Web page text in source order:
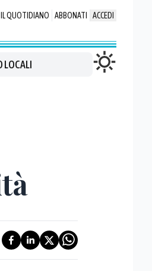
IL QUOTIDIANO ABBONATI ACCEDI
LOCALI